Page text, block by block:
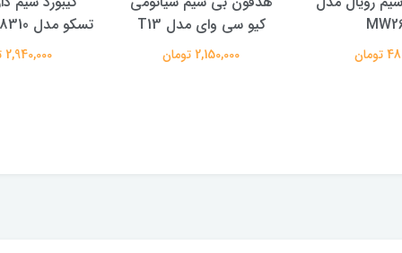
کیو سی وای مدل T13
2,150,000 تومان
تسکو مدل TSCO GK 8310
2,940,000 تومان